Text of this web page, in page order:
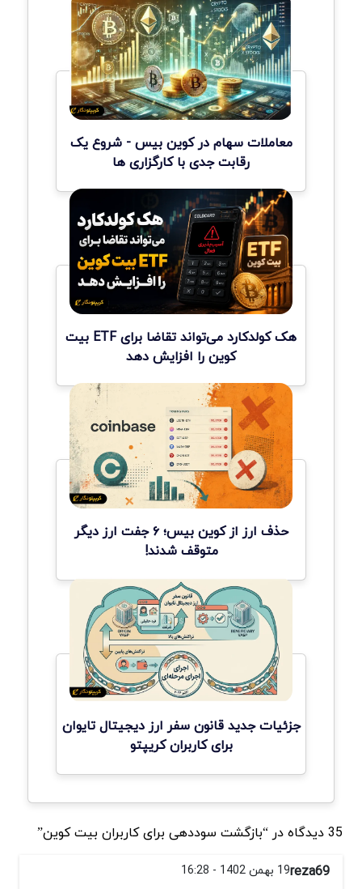
معاملات سهام در کوین بیس - شروع یک
رقابت جدی با کارگزاری ها
هک کولدکارد می‌تواند تقاضا برای ETF بیت
کوین را افزایش دهد
حذف ارز از کوین بیس؛ ۶ جفت ارز دیگر
متوقف شدند!
جزئیات جدید قانون سفر ارز دیجیتال تایوان
برای کاربران کریپتو
35 دیدگاه در “بازگشت سوددهی برای کاربران بیت کوین”
reza6919 بهمن 1402 - 16:28